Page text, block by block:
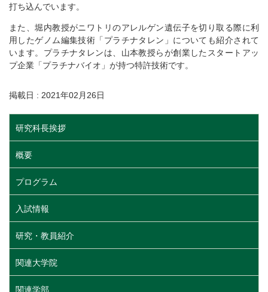
打ち込んでいます。
また、堀内教授がニワトリのアレルゲン遺伝子を切り取る際に利
用したゲノム編集技術「プラチナタレン」についても紹介されて
います。プラチナタレンは、山本教授らが創業したスタートアッ
プ企業「プラチナバイオ」が持つ特許技術です。
掲載日 : 2021年02月26日
研究科長挨拶
概要
プログラム
入試情報
研究・教員紹介
関連大学院
関連学部